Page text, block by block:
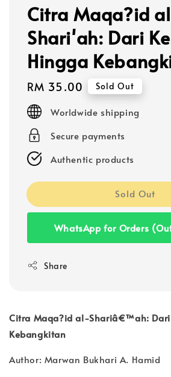
Citra Maqa?id
Shari'ah: Dari
Hingga
Regular
price
RM 35.00 Sold Out
Worldwide shipping
Secure payments
Authentic products
Sold Out
WhatsApp for Orders
Share
Citra Maqa?id al-Shariâ€™ah:
Kebangkitan
Author: Marwan Bukhari A. Hamid